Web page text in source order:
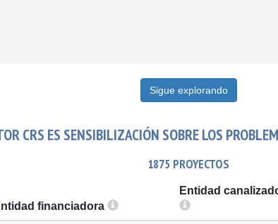
Sigue explorando
CRS ES SENSIBILIZACIÓN SOBRE LOS
1875 PROYECTOS
financiadora
Entidad